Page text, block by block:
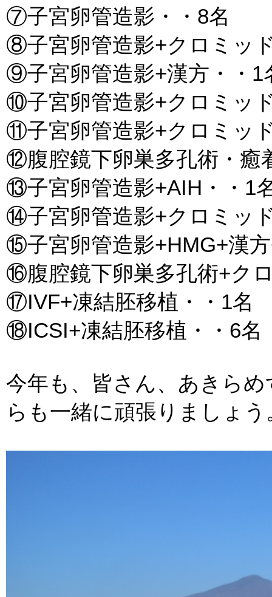
⑦子宮卵管造影・・8名
⑧子宮卵管造影+クロミッ
⑨子宮卵管造影+漢方・・1
⑩子宮卵管造影+クロミッ
⑪子宮卵管造影+クロミッ
⑫腹腔鏡下卵巣多孔術・癒
⑬子宮卵管造影+AIH・・1
⑭子宮卵管造影+クロミッ
⑮子宮卵管造影+HMG+漢
⑯腹腔鏡下卵巣多孔術+ク
⑰IVF+凍結胚移植・・1名
⑱ICSI+凍結胚移植・・6名
今年も、皆さん、あきら
らも一緒に頑張りましょう